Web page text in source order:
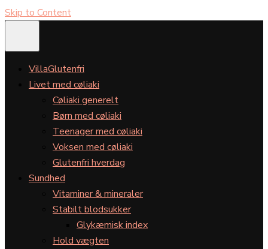
Skip to Content
VillaGlutenfri
Livet med cøliaki
Cøliaki generelt
Børn med cøliaki
Teenager med cøliaki
Voksen med cøliaki
Glutenfri hverdag
Sundhed
Vitaminer & mineraler
Stabilt blodsukker
Glykæmisk index
Hold vægten